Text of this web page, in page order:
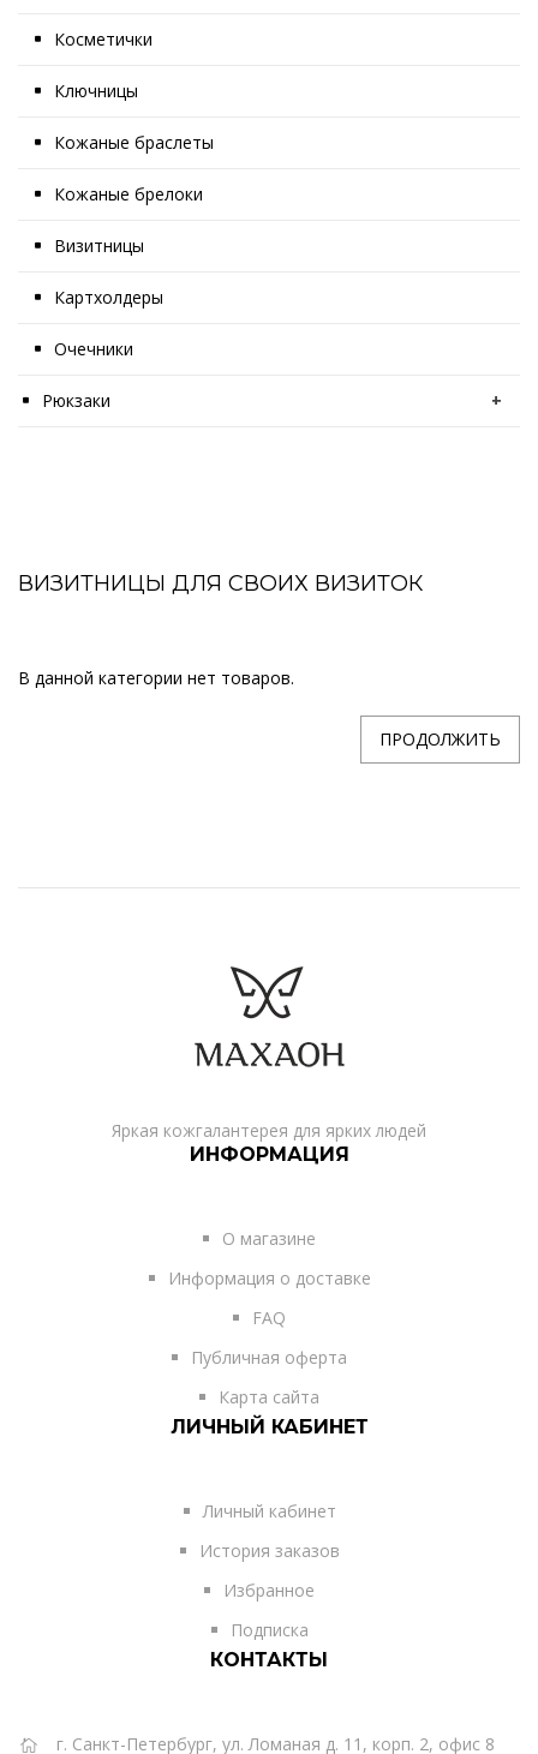
Косметички
Ключницы
Кожаные браслеты
Кожаные брелоки
Визитницы
Картхолдеры
Очечники
Рюкзаки +
ВИЗИТНИЦЫ ДЛЯ СВОИХ ВИЗИТОК
В данной категории нет товаров.
ПРОДОЛЖИТЬ
Яркая кожгалантерея для ярких людей
ИНФОРМАЦИЯ
О магазине
Информация о доставке
FAQ
Публичная оферта
Карта сайта
ЛИЧНЫЙ КАБИНЕТ
Личный кабинет
История заказов
Избранное
Подписка
КОНТАКТЫ
г. Санкт-Петербург, ул. Ломаная д. 11, корп. 2, офис 8